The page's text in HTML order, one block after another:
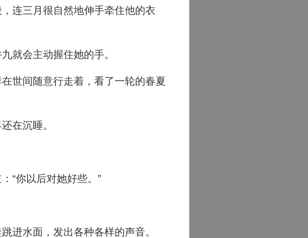
连三月很自然地伸手牵住他的衣
就会主动握住她的手。
世间随意行走着，看了一轮的春夏
在沉睡。
“你以后对她好些。”
进水面，发出各种各样的声音。